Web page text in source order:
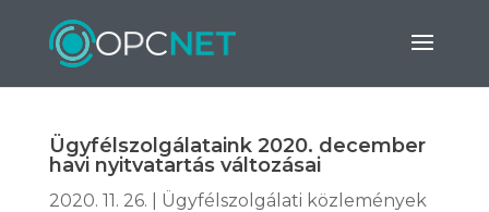
Ügyfélszolgálataink 2020. december
havi nyitvatartás változásai
2020. 11. 26. Ügyfélszolgálati közlemények